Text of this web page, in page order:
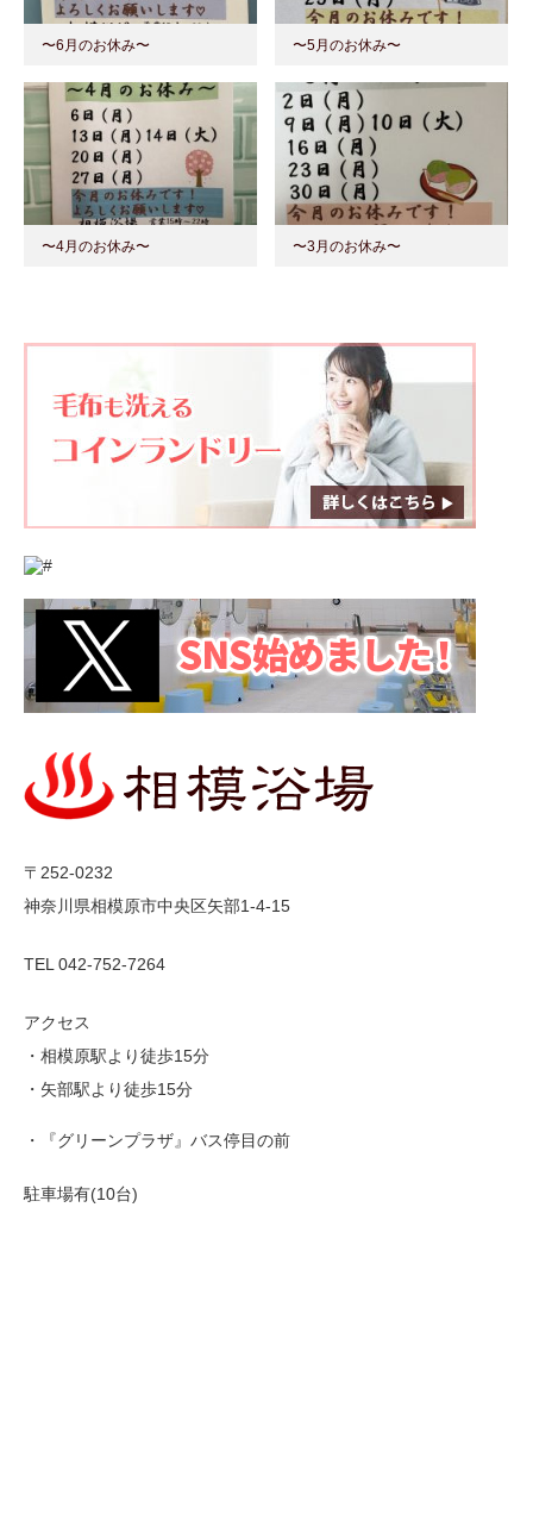
〜6月のお休み〜 〜5月のお休み〜
〜4月のお休み〜 〜3月のお休み〜
〒252-0232
神奈川県相模原市中央区矢部1-4-15
TEL 042-752-7264
アクセス
・相模原駅より徒歩15分
・矢部駅より徒歩15分
・『グリーンプラザ』バス停目の前
駐車場有(10台)